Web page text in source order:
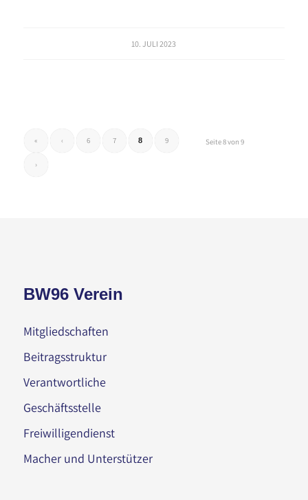
10. JULI 2023
Seite 8 von 9
« ‹ 6 7 8 9
›
BW96 Verein
Mitgliedschaften
Beitragsstruktur
Verantwortliche
Geschäftsstelle
Freiwilligendienst
Macher und Unterstützer